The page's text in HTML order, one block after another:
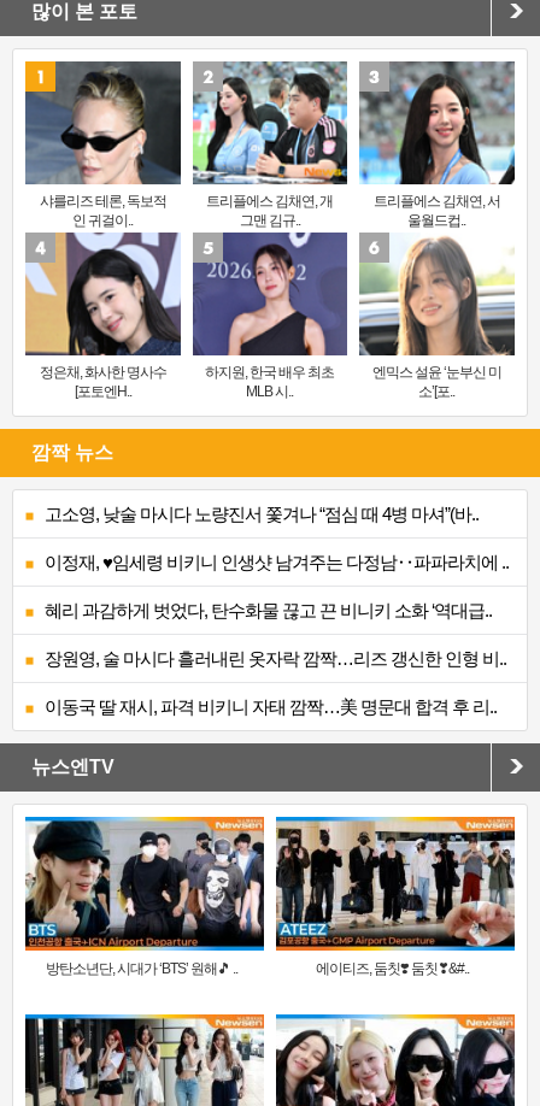
많이 본 포토
샤를리즈 테론, 독보적
인 귀걸이..
트리플에스 김채연, 개
그맨 김규..
트리플에스 김채연, 서
울월드컵..
정은채, 화사한 명사수
[포토엔H..
하지원, 한국 배우 최초
MLB 시..
엔믹스 설윤 ‘눈부신 미
소’[포..
깜짝 뉴스
고소영, 낮술 마시다 노량진서 쫓겨나 “점심 때 4병 마셔”(바..
이정재, ♥임세령 비키니 인생샷 남겨주는 다정남‥파파라치에 ..
혜리 과감하게 벗었다, 탄수화물 끊고 끈 비니키 소화 ‘역대급..
장원영, 술 마시다 흘러내린 옷자락 깜짝…리즈 갱신한 인형 비..
이동국 딸 재시, 파격 비키니 자태 깜짝…美 명문대 합격 후 리..
뉴스엔TV
방탄소년단, 시대가 ‘BTS’ 원해🎵 .. 에이티즈, 둠칫❣️ 둠칫❣&#..